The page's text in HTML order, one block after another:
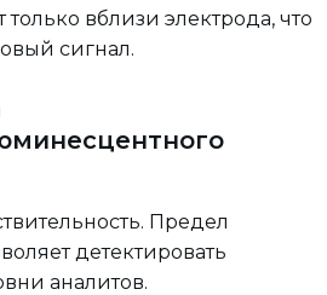
вблизи электрода, что
сигнал.
Предел
детектировать
аналитов.